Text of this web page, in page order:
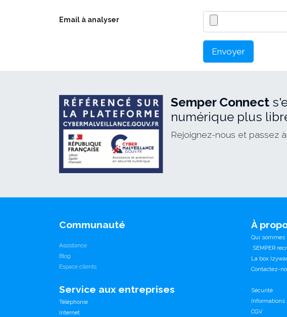
Email à analyser
Envoyer
Semper Connect
numérique plus
Rejoignez-nous et passez
Communauté
Assistance
Blog
Espace clients
Service aux entreprises
Téléphonie
Internet
À
Qui sommes
SEMPER
La box
Contactez-
Sécurité
Informations
CGV